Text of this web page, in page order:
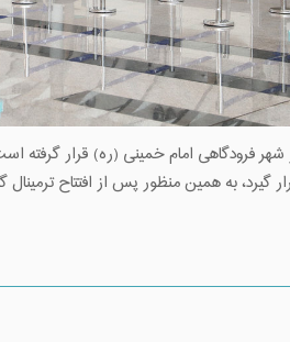
امام خمینی (ره) قرار گرفته